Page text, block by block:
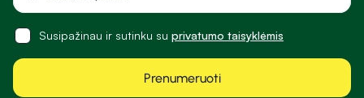
Susipažinau ir sutinku su privatumo taisyklėmis
Prenumeruoti